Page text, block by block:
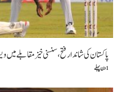
پاکستان کی شاندار فتح،سنسنی خیز مقابلے میں
1 دن پہلے